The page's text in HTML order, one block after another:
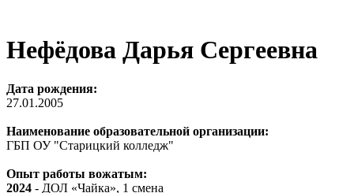
Нефёдова Дарья Сергеевна
Дата рождения:
27.01.2005
Наименование образовательной организации:
ГБП ОУ "Старицкий колледж"
Опыт работы вожатым:
2024 - ДОЛ «Чайка», 1 смена